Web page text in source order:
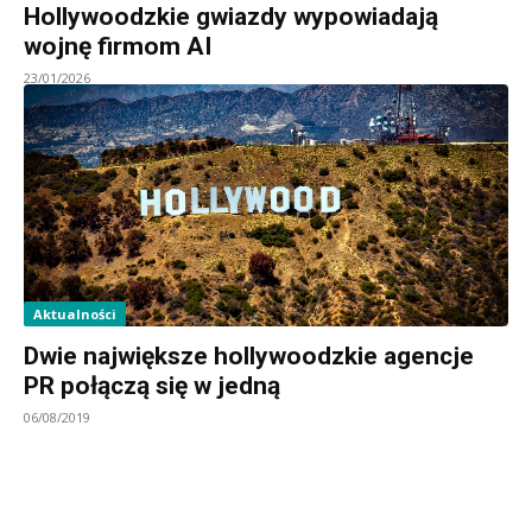
Hollywoodzkie gwiazdy wypowiadają
wojnę firmom AI
23/01/2026
Aktualności
Dwie największe hollywoodzkie agencje
PR połączą się w jedną
06/08/2019